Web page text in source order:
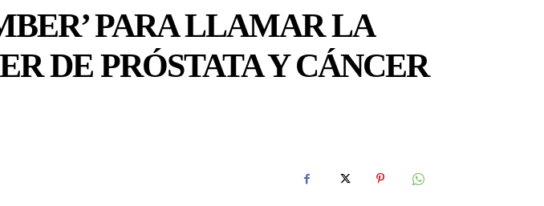
PARA LLAMAR LA
DE PRÓSTATA Y CÁNCER